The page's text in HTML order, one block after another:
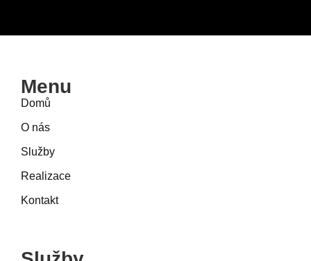
Menu
Domů
O nás
Služby
Realizace
Kontakt